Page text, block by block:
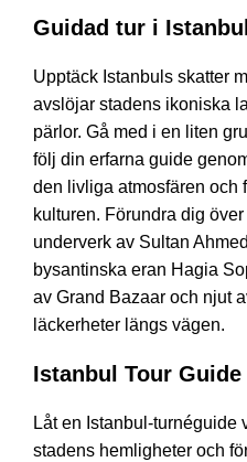
Guidad tur i
Upptäck Istanbuls skatter
avslöjar stadens ikoniska
pärlor. Gå med i en liten
följ din erfarna guide
den livliga atmosfären och
kulturen. Förundra dig
underverk av Sultan
bysantinska eran Hagia
av Grand Bazaar och njut
läckerheter längs vägen.
Istanbul Tour Guide
Låt en Istanbul-turnéguide
stadens hemligheter och